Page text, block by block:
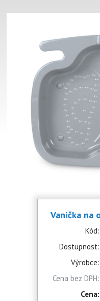
Vanička na
Kód:
Dostupnost:
Výrobce:
Cena bez DPH:
Cena: